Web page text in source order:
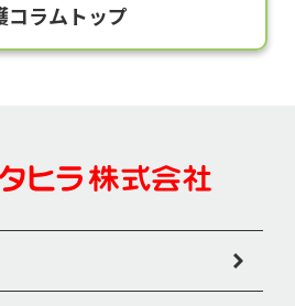
コラムトップ